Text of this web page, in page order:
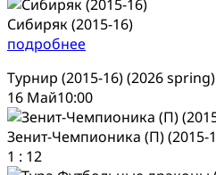
Сибиряк (2015-16)
подробнее
Турнир (2015-16) (2026
16 Май10:00
Зенит-Чемпионика (П) (2015-
1 : 12